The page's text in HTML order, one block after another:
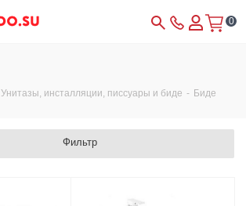
0
Унитазы, инсталляции, писсуары и биде - Биде
Фильтр